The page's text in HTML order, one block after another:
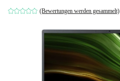
(Bewertungen werden gesammelt)